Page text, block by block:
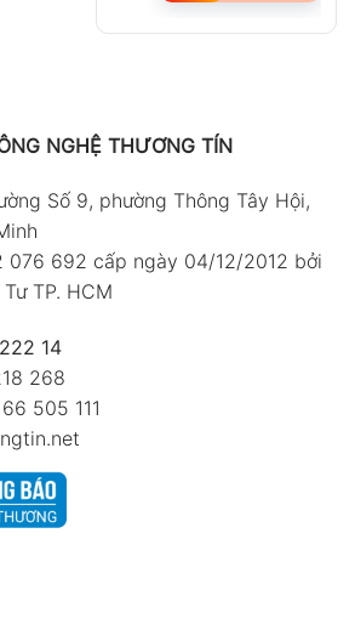
NGHỆ THƯƠNG TÍN
Số 9, phường Thông Tây Hội,
076 692 cấp ngày 04/12/2012 bởi
TP. HCM
14
268
505 111